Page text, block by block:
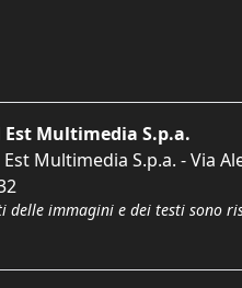
Est Multimedia S.p.a.
Multimedia S.p.a. - Via
immagini e dei testi sono